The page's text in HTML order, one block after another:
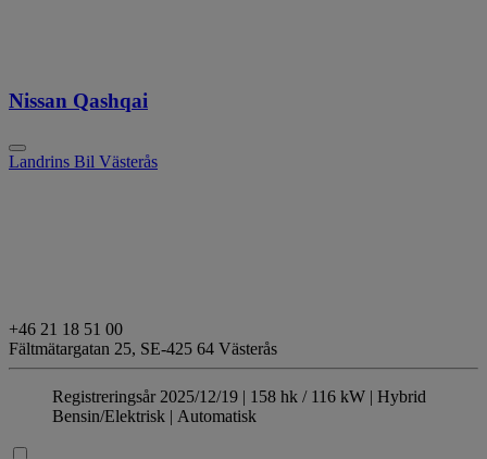
Nissan Qashqai
Landrins Bil Västerås
+46 21 18 51 00
Fältmätargatan 25, SE-425 64 Västerås
Registreringsår 2025/12/19 | 158 hk / 116 kW | Hybrid
Bensin/Elektrisk | Automatisk